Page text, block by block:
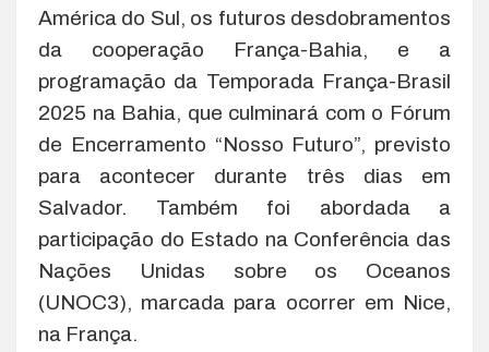
América do Sul, os futuros desdobramentos
da cooperação França-Bahia, e a
programação da Temporada França-Brasil
2025 na Bahia, que culminará com o Fórum
de Encerramento “Nosso Futuro”, previsto
para acontecer durante três dias em
Salvador. Também foi abordada a
participação do Estado na Conferência das
Nações Unidas sobre os Oceanos
(UNOC3), marcada para ocorrer em Nice,
na França.